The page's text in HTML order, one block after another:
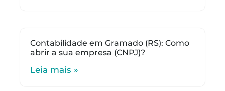
Contabilidade em Gramado (RS): Como
abrir a sua empresa (CNPJ)?
Leia mais »